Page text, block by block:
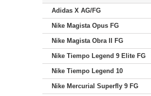
Adidas X AG/FG
Nike Magista Opus FG
Nike Magista Obra II FG
Nike Tiempo Legend 9 Elite FG
Nike Tiempo Legend 10
Nike Mercurial Superfly 9 FG